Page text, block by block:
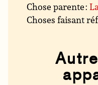
Chose parente :
Choses faisant